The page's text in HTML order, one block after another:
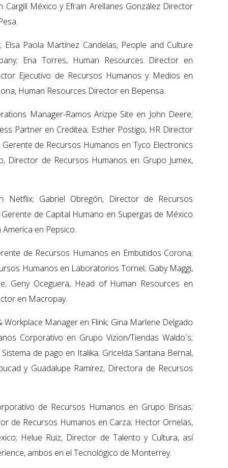
México y Efraín Arellanes González Director
Paola Martínez Candelas, People and Culture
Ena Torres, Human Resources Director en
Ejecutivo de Recursos Humanos y Medios en
Human Resources Director en Bepensa.
Manager-Ramos Arizpe Site en John Deere;
Partner en Creditea; Esther Postigo, HR Director
de Recursos Humanos en Tyco Electronics
Director de Recursos Humanos en Grupo Jumex,
Netflix; Gabriel Obregón, Director de Recursos
de Capital Humano en Supergas de México
America en Pepsico.
de Recursos Humanos en Embutidos Corona;
Humanos en Laboratorios Tornel; Gaby Maggi,
Geny Oceguera, Head of Human Resources en
en Macropay.
Manager en Flink; Gina Marlene Delgado
Corporativo en Grupo Vizion/Tiendas Waldo´s;
de pago en Italika; Gricelda Santana Bernal,
y Guadalupe Ramírez, Directora de Recursos
de Recursos Humanos en Grupo Brisas;
de Recursos Humanos en Carza; Hector Ornelas,
Helue Ruiz, Director de Talento y Cultura, así
ambos en el Tecnológico de Monterrey.